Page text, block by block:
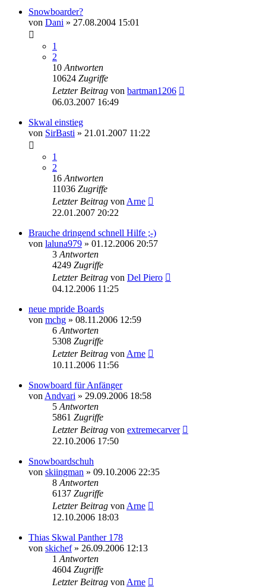
Snowboarder?
von Dani » 27.08.2004 15:01
1
2
10 Antworten
10624 Zugriffe
Letzter Beitrag von bartman1206
06.03.2007 16:49
Skwal einstieg
von SirBasti » 21.01.2007 11:22
1
2
16 Antworten
11036 Zugriffe
Letzter Beitrag von Arne
22.01.2007 20:22
Brauche dringend schnell Hilfe ;-)
von laluna979 » 01.12.2006 20:57
3 Antworten
4249 Zugriffe
Letzter Beitrag von Del Piero
04.12.2006 11:25
neue mpride Boards
von mchg » 08.11.2006 12:59
6 Antworten
5308 Zugriffe
Letzter Beitrag von Arne
10.11.2006 11:56
Snowboard für Anfänger
von Andvari » 29.09.2006 18:58
5 Antworten
5861 Zugriffe
Letzter Beitrag von extremecarver
22.10.2006 17:50
Snowboardschuh
von skiingman » 09.10.2006 22:35
8 Antworten
6137 Zugriffe
Letzter Beitrag von Arne
12.10.2006 18:03
Thias Skwal Panther 178
von skichef» 26.09.2006 12:13
1 Antworten
4604 Zugriffe
Letzter Beitrag von Arne